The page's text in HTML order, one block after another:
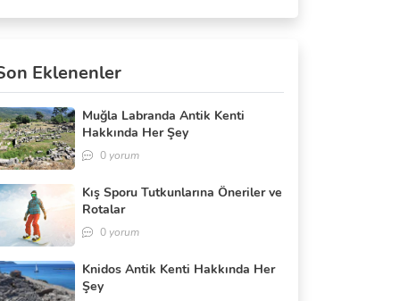
Eklenenler
Muğla Labranda Antik Kenti
Hakkında Her Şey
0 yorum
Kış Sporu Tutkunlarına Öneriler ve
Rotalar
0 yorum
Knidos Antik Kenti Hakkında Her
Şey